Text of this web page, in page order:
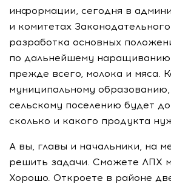
информации, сегодня в
и комитетах
разработка основных
по дальнейшему наращиванию
прежде всего, молока и мяса.
муниципальному
сельскому поселению будет
сколько и какого продукта
А вы, главы и начальники, на
решить задачи. Сможете ЛПХ
Хорошо. Откроете в районе